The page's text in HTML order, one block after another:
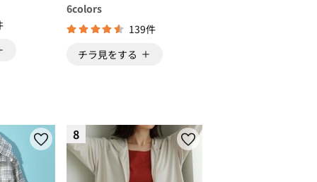
6colors
139件
チラ見をする
8